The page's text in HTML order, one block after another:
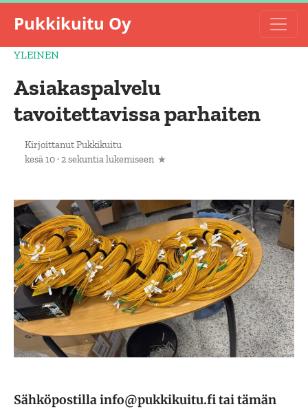
Pukkikuitu Oy
YLEINEN
Asiakaspalvelu
tavoitettavissa parhaiten
KirjoittanutPukkikuitu
kesä 10·2 sekuntia lukemiseen
Sähköpostilla info@pukkikuitu.fi tai tämän